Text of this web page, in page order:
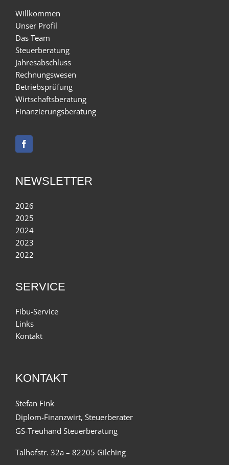
Willkommen
Unser Profil
Das Team
Steuerberatung
Jahresabschluss
Rechnungswesen
Betriebsprüfung
Wirtschaftsberatung
Finanzierungsberatung
NEWSLETTER
2026
2025
2024
2023
2022
SERVICE
Fibu-Service
Links
Kontakt
KONTAKT
Stefan Fink
Diplom-Finanzwirt, Steuerberater
GS-Treuhand Steuerberatung
Talhofstr. 32a – 82205 Gilching